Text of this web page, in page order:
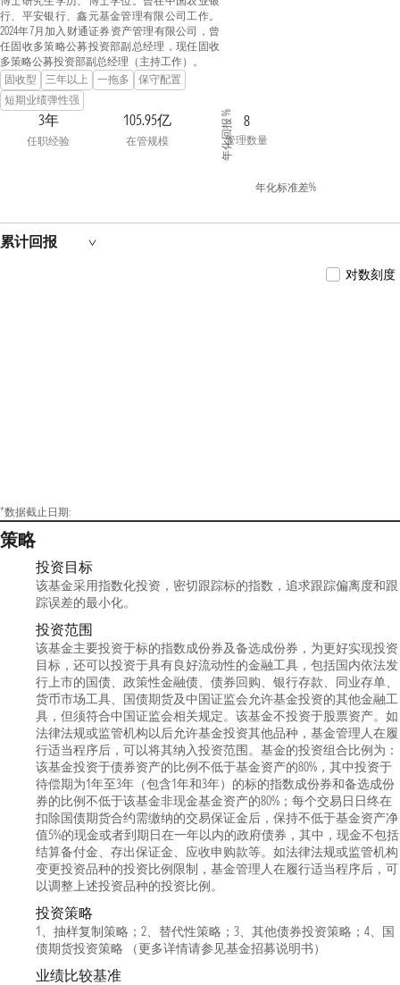
行、平安银行、鑫元基金管理有限公司工作。
2024年7月加入财通证券资产管理有限公司，曾
任固收多策略公募投资部副总经理，现任固收
多策略公募投资部副总经理（主持工作）。
固收型
三年以上 一拖多
保守配置
短期业绩弹性强
3年
任职经验
105.95亿
在管规模
8
管理数量
年化回报 %
年化标准差%
累计回报
对数刻度
*数据截止日期:
策略
投资目标
该基金采用指数化投资，密切跟踪标的指数，追求跟踪偏离度和跟
踪误差的最小化。
投资范围
该基金主要投资于标的指数成份券及备选成份券，为更好实现投资
目标，还可以投资于具有良好流动性的金融工具，包括国内依法发
行上市的国债、政策性金融债、债券回购、银行存款、同业存单、
货币市场工具、国债期货及中国证监会允许基金投资的其他金融工
具，但须符合中国证监会相关规定。该基金不投资于股票资产。如
法律法规或监管机构以后允许基金投资其他品种，基金管理人在履
行适当程序后，可以将其纳入投资范围。基金的投资组合比例为：
该基金投资于债券资产的比例不低于基金资产的80%，其中投资于
待偿期为1年至3年（包含1年和3年）的标的指数成份券和备选成份
券的比例不低于该基金非现金基金资产的80%；每个交易日日终在
扣除国债期货合约需缴纳的交易保证金后，保持不低于基金资产净
值5%的现金或者到期日在一年以内的政府债券，其中，现金不包括
结算备付金、存出保证金、应收申购款等。如法律法规或监管机构
变更投资品种的投资比例限制，基金管理人在履行适当程序后，可
以调整上述投资品种的投资比例。
投资策略
1、抽样复制策略；2、替代性策略；3、其他债券投资策略；4、国
债期货投资策略 （更多详情请参见基金招募说明书）
业绩比较基准